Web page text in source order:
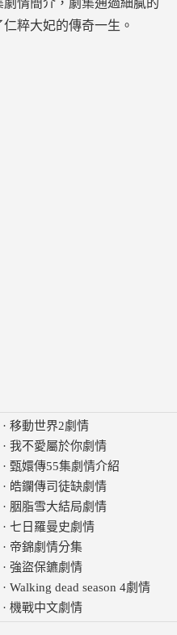
情簡介，劇集通過細膩的
粹大妃的傳奇一生。
· 移動世界2劇情
· 我不愛屬於你劇情
· 甄嬛傳55集劇情介紹
· 皓鑭傳司徒缺劇情
· 胭脂雪大結局劇情
· 七日羅曼史劇情
· 帝錦劇情分集
· 強盜保鑣劇情
· Walking dead season 4劇情
· 機戰中文劇情